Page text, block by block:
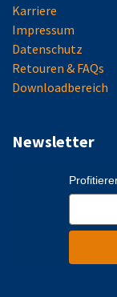
Karriere
Impressum
Datenschutz
Retouren & FAQs
Downloadbereich
Newsletter